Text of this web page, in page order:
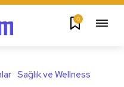
0
Sağlık ve Wellness